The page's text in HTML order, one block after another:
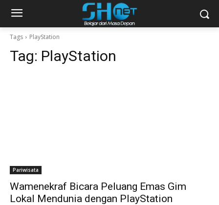
Tags PlayStation
Tag: PlayStation
Pariwisata
Wamenekraf Bicara Peluang Emas Gim
Lokal Mendunia dengan PlayStation